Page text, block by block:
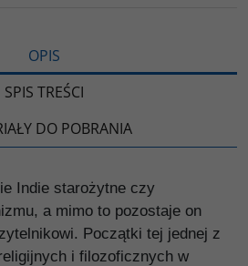
OPIS
SPIS TREŚCI
DO POBRANIA
Indie starożytne czy
a mimo to pozostaje on
Początki tej jednej z
i filozoficznych w